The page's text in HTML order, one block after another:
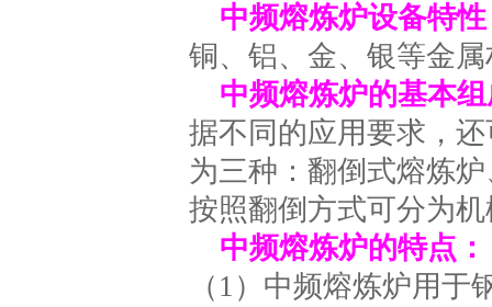
中频熔炼炉设备特
铜、铝、金、银等金
中频熔炼炉的基本
据不同的应用要求，
为三种：翻倒式熔炼
按照翻倒方式可分为
中频熔炼炉的特点：
（1）中频熔炼炉用